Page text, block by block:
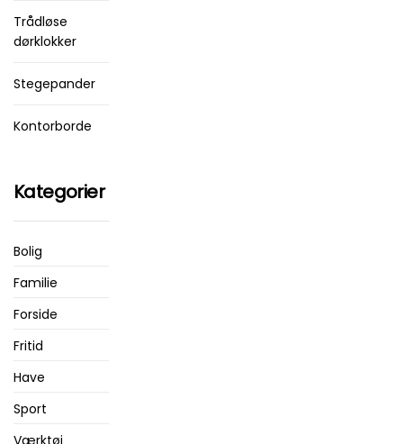
Trådløse
dørklokker
Stegepander
Kontorborde
Kategorier
Bolig
Familie
Forside
Fritid
Have
Sport
Værktøj